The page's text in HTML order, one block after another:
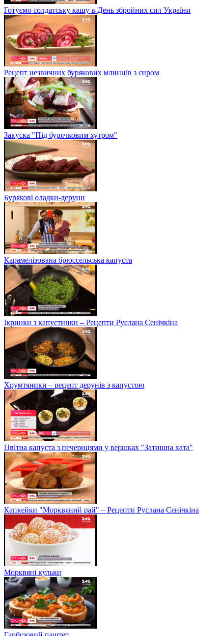
Готуємо солдатську кашу в День збройних сил України
Рецепт незвичних бурякових млинців з сиром
Закуска "Під бурячковим хутром"
Бурякові оладки-деруни
Карамелізована брюссельська капуста
Ікринки з капустинки – Рецепти Руслана Сенічкіна
Хрумтяники – рецепт дерунів з капустою
Цвітна капуста з печерицями у вершках "Затишна хата"
Капкейки "Морквяний рай" – Рецепти Руслана Сенічкіна
Морквяні кульки